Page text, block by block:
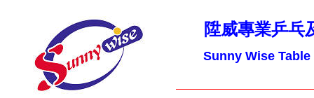
陞威專業乒乓
Sunny Wise